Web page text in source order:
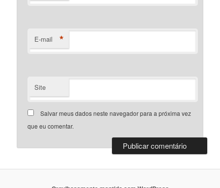
E-mail *
Site
Salvar meus dados neste navegador para a próxima vez
que eu comentar.